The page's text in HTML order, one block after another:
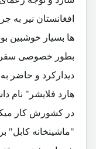
افغانستان نیر
ها بسیار خوشبین
بطور خصوصی سفر
دیدارکرد و حاضر
هارد فلایشر" نام
در کشورش کار
"ماشینخانه کابل"